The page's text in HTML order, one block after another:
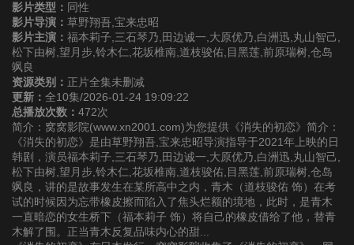
影片类型： 同性
影片导演： 草野翔吾,宝来忠昭
影片主演： 福本莉子,三石琴乃,田边诚一,大原优乃,白洲迅,丸山智己,
松下由树,望月步,铃木仁,花坂椎南,道枝骏佑,目黑莲,前原瑞树,仓岛
飒良
资源类别： 正片全集未删减
更新： 全10集/2026-01-24 19:09:22
总播放次数： 472次
简介：窝窝影院(www.xn2001.com)为您提供《消失的初恋》简介：
《消失的初恋》是由草野翔吾,宝来忠昭导演指导于2021年上映的日
韩剧，演员福本莉子,三石琴乃,田边诚一,大原优乃,白洲迅,丸山智己,
松下由树,望月步,铃木仁,花坂椎南,道枝骏佑,目黑莲,前原瑞树,仓岛
飒良，讲的是故事发生在某所高中之内，青木（道枝骏佑 饰）在考
试的时候因为忘带橡皮擦而陷入了焦头烂额的境地，此时，是青木
一直暗恋的女生桥下（福本莉子 饰）将自己的橡皮借给了他，替青
木解了围。正当青木反复品味内心的甜...